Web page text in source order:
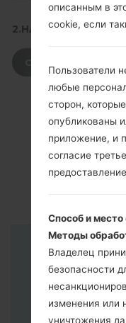
2.НАЖМИТЕ, ЧТОБЫ
описанным в
cookie, если
Пользователи
любые
сторон,
опубликованы
приложение, и
согласие
Способ и
Методы
Владелец
безопасности
изменения или
уничтожения